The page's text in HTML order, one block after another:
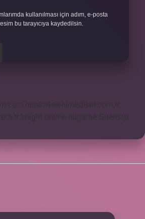
kullanılması için adım, e-posta
bu tarayıcıya kaydedilsin.